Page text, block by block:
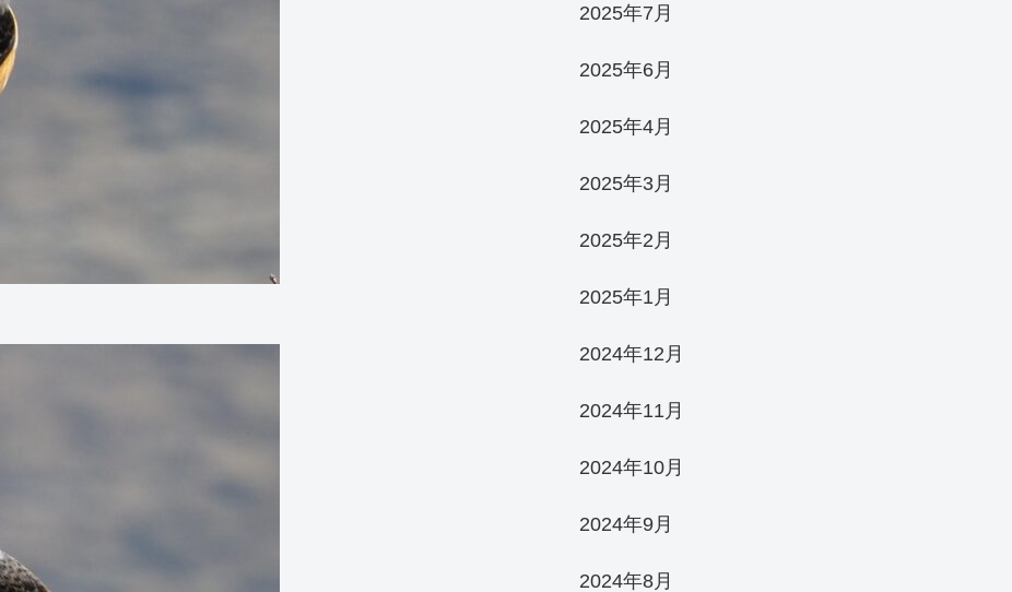
2025年7月
2025年6月
2025年4月
2025年3月
2025年2月
2025年1月
2024年12月
2024年11月
2024年10月
2024年9月
2024年8月